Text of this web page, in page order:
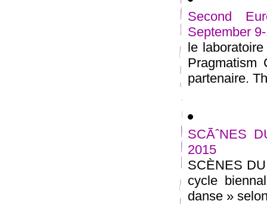
Second
September
le
Pragmatism
partenaire.
SCÃˆNES
2015
SCÈNES
cycle
danse »